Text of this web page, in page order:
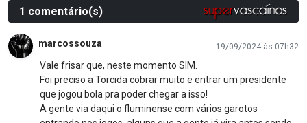
1 comentário(s)
marcossouza 19/09/2024 às 07h32
Vale frisar que, neste momento SIM.
Foi preciso a Torcida cobrar muito e entrar um presidente
que jogou bola pra poder chegar a isso!
A gente via daqui o fluminense com vários garotos